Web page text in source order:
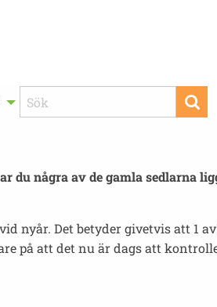
du några av de gamla sedlarna
nyår. Det betyder givetvis att 1
på att det nu är dags att